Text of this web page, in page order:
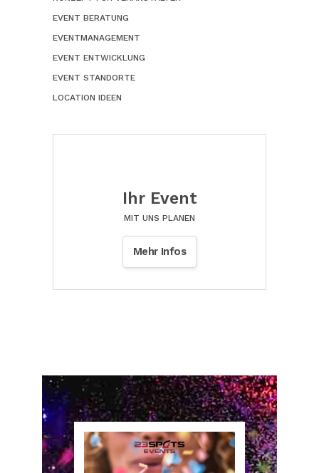
EVENT BERATUNG
EVENTMANAGEMENT
EVENT ENTWICKLUNG
EVENT STANDORTE
LOCATION IDEEN
Ihr Event
MIT UNS PLANEN
Mehr Infos